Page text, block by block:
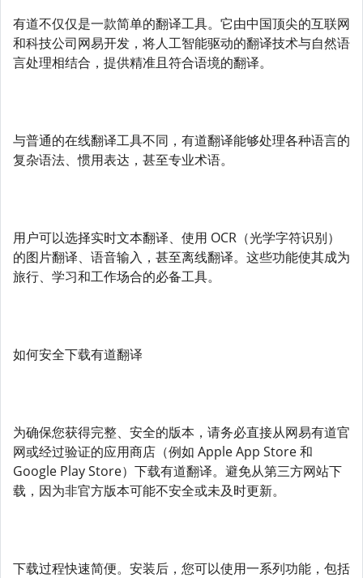
有道不仅仅是一款简单的翻译工具。它由中国顶尖的互联网
和科技公司网易开发，将人工智能驱动的翻译技术与自然语
言处理相结合，提供精准且符合语境的翻译。
与普通的在线翻译工具不同，有道翻译能够处理各种语言的
复杂语法、惯用表达，甚至专业术语。
用户可以选择实时文本翻译、使用 OCR（光学字符识别）
的图片翻译、语音输入，甚至离线翻译。这些功能使其成为
旅行、学习和工作场合的必备工具。
如何安全下载有道翻译
为确保您获得完整、安全的版本，请务必直接从网易有道官
网或经过验证的应用商店（例如 Apple App Store 和
Google Play Store）下载有道翻译。避免从第三方网站下
载，因为非官方版本可能不安全或未及时更新。
下载过程快速简便。安装后，您可以使用一系列功能，包括